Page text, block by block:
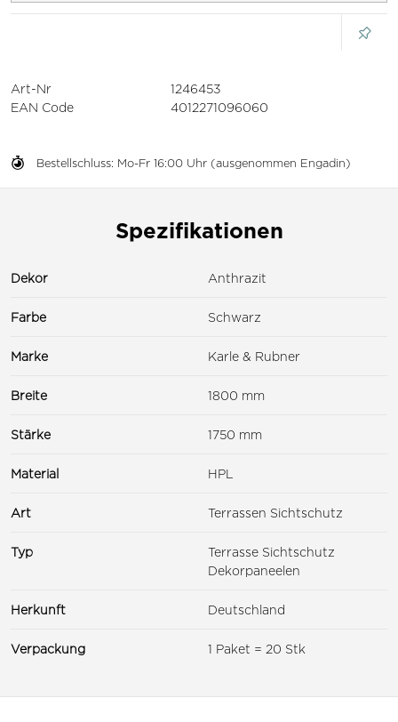
Bestellschluss: Mo-Fr 16:00 Uhr (ausgenommen Engadin)
Art-Nr
1246453
EAN Code
4012271096060
Spezifikationen
Dekor Anthrazit
Farbe Schwarz
Marke Karle & Rubner
Breite 1800 mm
Stärke 1750 mm
Material HPL
Art Terrassen Sichtschutz
Typ
Terrasse Sichtschutz
Dekorpaneelen
Herkunft Deutschland
Verpackung 1 Paket = 20 Stk